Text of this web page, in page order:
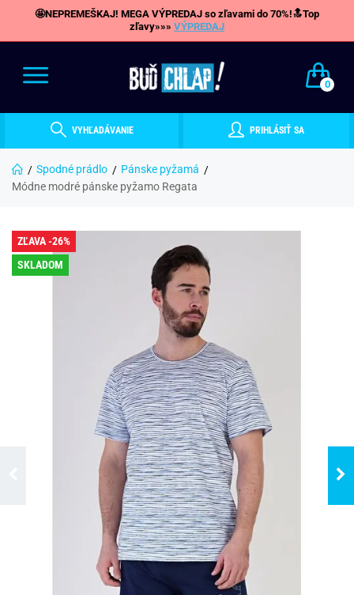
🤩NEPREMEŠKAJ! MEGA VÝPREDAJ so zľavami do 70%!🔝Top
zľavy»»» VÝPREDAJ
0
VYHĽADÁVANIE PRIHLÁSIŤ SA
Spodné prádlo
Pánske pyžamá
Módne modré pánske pyžamo Regata
ZĽAVA -26%
SKLADOM